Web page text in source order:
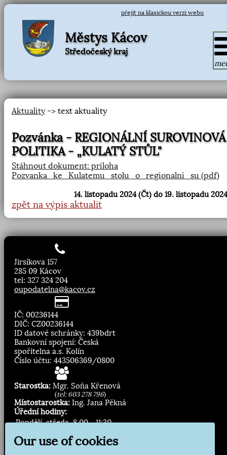
přejít na klasickou verzi webu
Městys Kácov
Středočeský kraj
Aktuality-> text aktuality
Pozvánka - REGIONÁLNÍ SUROVINOVÁ
POLITIKA - „KULATÝ STŮL"
Stáhnout dokument: priloha
Pozvanka_ke_Kulatemu_stolu_o_regionalni_su (pdf)
14. listopadu 2024 (Čt) do 19. listopadu
zpět na výpis aktualit
Jirsíkova 157
285 09 Kácov
tel: 327 324 204
oupodatelna@kacov.cz
IČ: 00236144
DIČ: CZ00236144
ID datové schránky: 439bdrt
Bankovní spojení: Česká
spořitelna a.s. Kolín
Číslo účtu: 443506369/0800
Starostka: Mgr. Soňa Křenová
(tel: 603 278 796)
Místostarostka: Ing. Jana Pěkná
Úřední hodiny:
Pondělí, středa 8.00 - 11:30
13:00 - 16:30
Our use of cookies